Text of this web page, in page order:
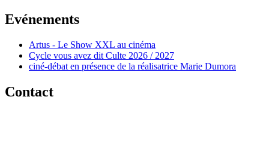
Evénements
Artus - Le Show XXL au cinéma
Cycle vous avez dit Culte 2026 / 2027
ciné-débat en présence de la réalisatrice Marie Dumora
Contact